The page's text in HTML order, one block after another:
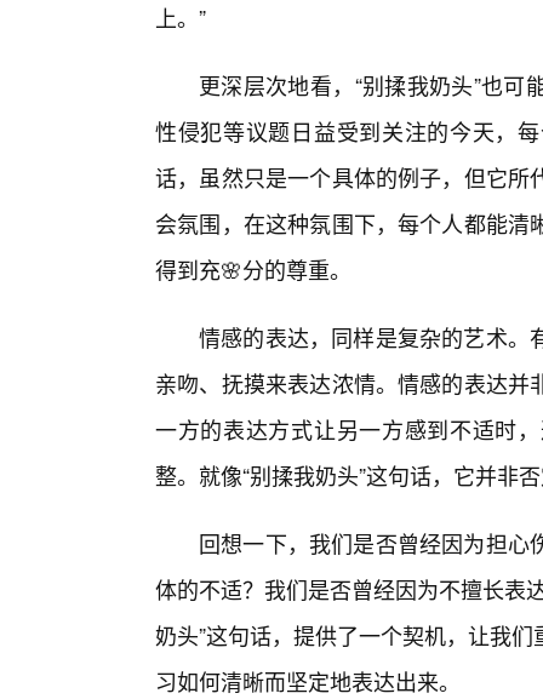
上。”
更深层次地看，“别揉我奶头”也
性侵犯等议题日益受到关注的今天，
话，虽然只是一个具体的例子，但它
会氛围，在这种氛围下，每个人都能
得到充🌸分的尊重。
情感的表达，同样是复杂的艺术。
亲吻、抚摸来表达浓情。情感的表达
一方的表达方式让另一方感到不适时
整。就像“别揉我奶头”这句话，它并非
回想一下，我们是否曾经因为担
体的不适？我们是否曾经因为不擅长表
奶头”这句话，提供了一个契机，让我
习如何清晰而坚定地表达出来。